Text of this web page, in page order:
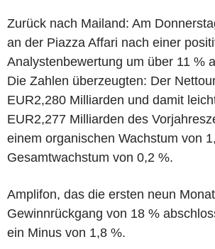
Zurück nach Mailand: Am
an der Piazza Affari nach einer
Analystenbewertung um über 11 %
Die Zahlen überzeugten: Der
EUR2,280 Milliarden und damit
EUR2,277 Milliarden des
einem organischen Wachstum von
Gesamtwachstum von 0,2 %.
Amplifon, das die ersten neun
Gewinnrückgang von 18 %
ein Minus von 1,8 %.